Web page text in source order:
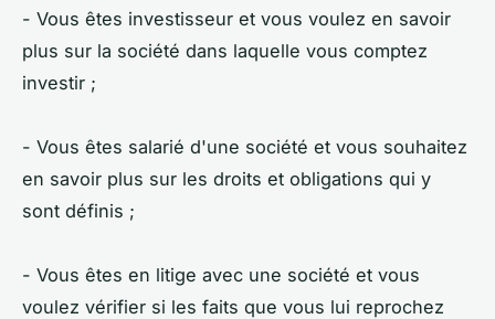
- Vous êtes investisseur et vous voulez en savoir
plus sur la société dans laquelle vous comptez
investir ;
- Vous êtes salarié d'une société et vous souhaitez
en savoir plus sur les droits et obligations qui y
sont définis ;
- Vous êtes en litige avec une société et vous
voulez vérifier si les faits que vous lui reprochez